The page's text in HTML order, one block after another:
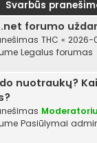
Svarbūs
forumo
THC « 2026-
Legalus forumas
nuotraukų?
Pasiūlymai